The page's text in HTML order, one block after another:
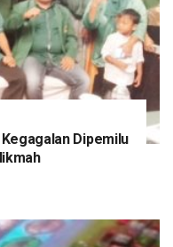
Dipemilu